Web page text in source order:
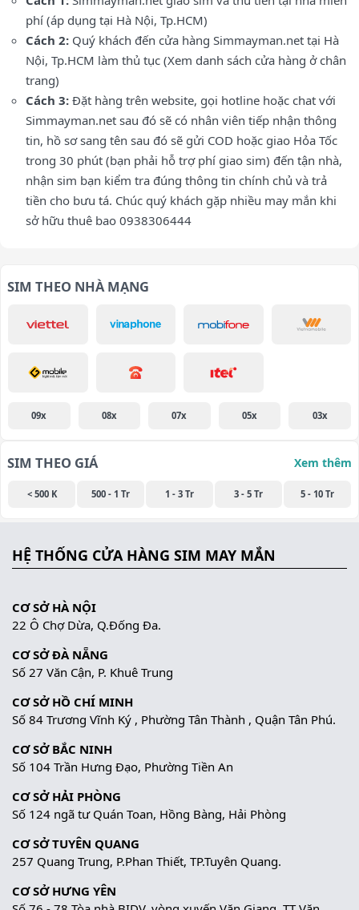
phí (áp dụng tại Hà Nội, Tp.HCM)
Cách 2: Quý khách đến cửa hàng Simmayman.net tại Hà
Nội, Tp.HCM làm thủ tục (Xem danh sách cửa hàng ở chân
trang)
Cách 3: Đặt hàng trên website, gọi hotline hoặc chat với
Simmayman.net sau đó sẽ có nhân viên tiếp nhận thông
tin, hồ sơ sang tên sau đó sẽ gửi COD hoặc giao Hỏa Tốc
trong 30 phút (bạn phải hỗ trợ phí giao sim) đến tận nhà,
nhận sim bạn kiểm tra đúng thông tin chính chủ và trả
tiền cho bưu tá. Chúc quý khách gặp nhiều may mắn khi
sở hữu thuê bao 0938306444
SIM THEO NHÀ MẠNG
09x 08x 07x 05x 03x
SIM THEO GIÁ Xem thêm
< 500 K 500 - 1 Tr 1 - 3 Tr 3 - 5 Tr 5 - 10 Tr
HỆ THỐNG CỬA HÀNG SIM MAY MẮN
CƠ SỞ HÀ NỘI
22 Ô Chợ Dừa, Q.Đống Đa.
CƠ SỞ ĐÀ NẴNG
Số 27 Văn Cận, P. Khuê Trung
CƠ SỞ HỒ CHÍ MINH
Số 84 Trương Vĩnh Ký , Phường Tân Thành , Quận Tân Phú.
CƠ SỞ BẮC NINH
Số 104 Trần Hưng Đạo, Phường Tiền An
CƠ SỞ HẢI PHÒNG
Số 124 ngã tư Quán Toan, Hồng Bàng, Hải Phòng
CƠ SỞ TUYÊN QUANG
257 Quang Trung, P.Phan Thiết, TP.Tuyên Quang.
CƠ SỞ HƯNG YÊN